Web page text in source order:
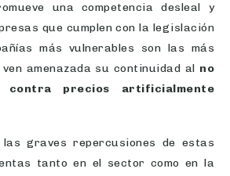
una competencia desleal y
que cumplen con la legislación
más vulnerables son las más
amenazada su continuidad al no
contra precios artificialmente
las graves repercusiones de estas
tanto en el sector como en la